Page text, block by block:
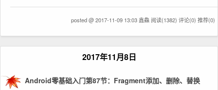
posted @ 2017-11-09 13:03 鑫鱻 阅读(1382) 评论(0) 推荐(0)
2017年11月8日
Android零基础入门第87节：Fragment添加、删除、替换